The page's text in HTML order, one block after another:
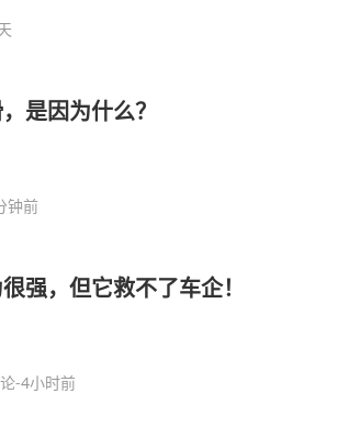
是因为什么？
钟前
强，但它救不了车企！
-4小时前